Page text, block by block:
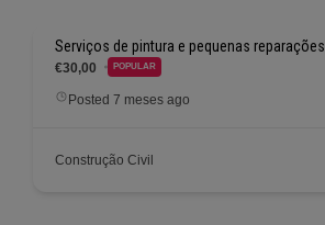
Serviços de pintura e pequenas reparações
€30,00 POPULAR
Posted 7 meses ago
Construção Civil